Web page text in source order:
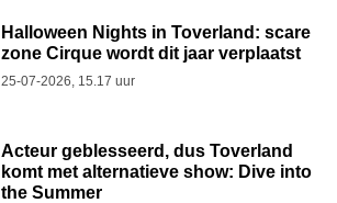
Halloween Nights in Toverland: scare
zone Cirque wordt dit jaar verplaatst
25-07-2026, 15.17 uur
Acteur geblesseerd, dus Toverland
komt met alternatieve show: Dive into
the Summer